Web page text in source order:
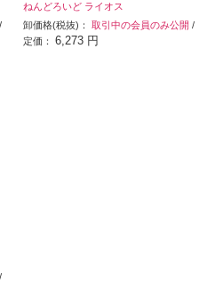
/
ねんどろいど ライオス
卸価格(税抜)：取引中の会員のみ公開 /
定価：6,273 円
/